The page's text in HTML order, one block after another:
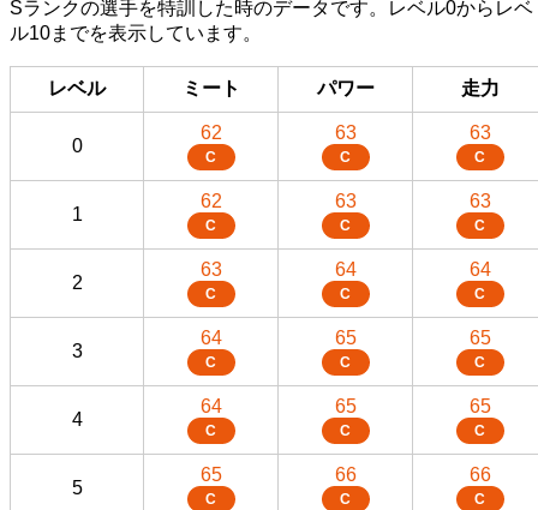
Sランクの選手を特訓した時のデータです。レベル0からレベ
ル10までを表示しています。
レベル ミート パワー 走力
0
62
C
63
C
63
C
1
62
C
63
C
63
C
2
63
C
64
C
64
C
3
64
C
65
C
65
C
4
64
C
65
C
65
C
5
65
C
66
C
66
C